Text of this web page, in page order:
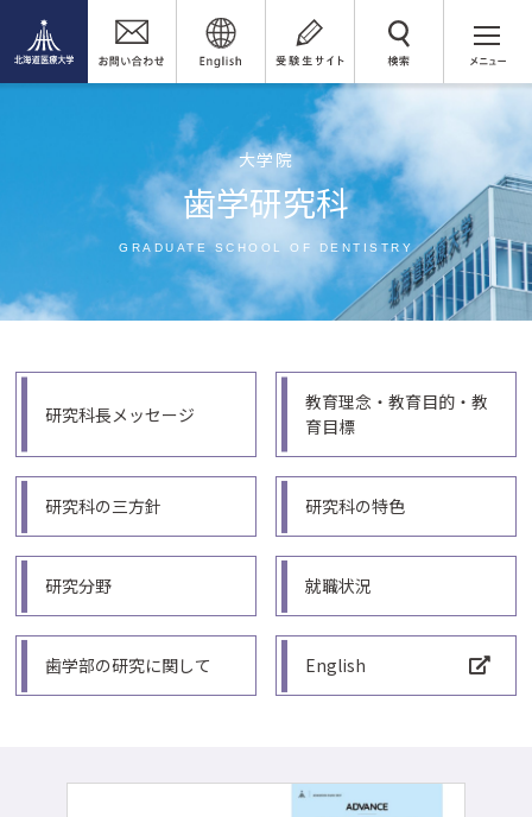
検 索
大学院
歯学研究科
GRADUATE SCHOOL OF DENTISTRY
研究科長メッセージ
教育理念・教育目的・教
育目標
研究科の三方針 研究科の特色
研究分野 就職状況
歯学部の研究に関して English